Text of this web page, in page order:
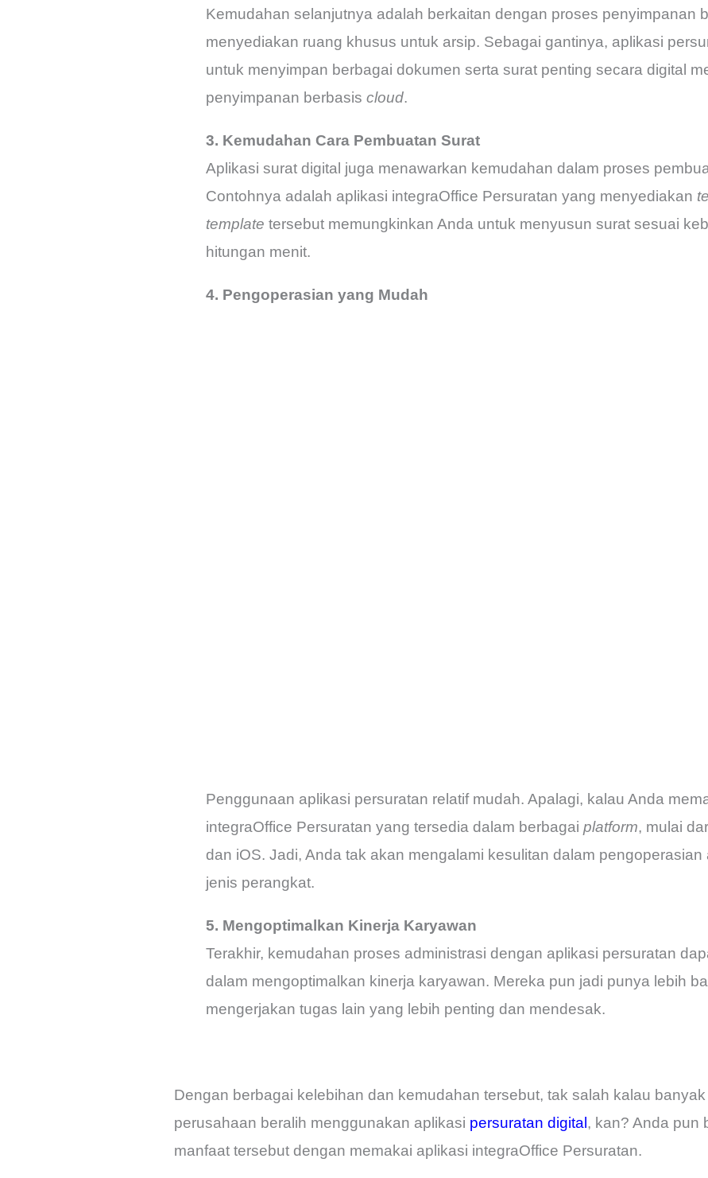
Kemudahan selanjutnya adalah berkaitan dengan proses penyimpanan
menyediakan ruang khusus untuk arsip. Sebagai gantinya, aplikasi
untuk menyimpan berbagai dokumen serta surat penting secara digital
penyimpanan berbasis cloud.
3. Kemudahan Cara Pembuatan Surat
Aplikasi surat digital juga menawarkan kemudahan dalam proses
Contohnya adalah aplikasi integraOffice Persuratan yang menyediakan
template tersebut memungkinkan Anda untuk menyusun surat sesuai
hitungan menit.
4. Pengoperasian yang Mudah
Penggunaan aplikasi persuratan relatif mudah. Apalagi, kalau Anda
integraOffice Persuratan yang tersedia dalam berbagai platform, mulai
dan iOS. Jadi, Anda tak akan mengalami kesulitan dalam
jenis perangkat.
5. Mengoptimalkan Kinerja Karyawan
Terakhir, kemudahan proses administrasi dengan aplikasi persuratan
dalam mengoptimalkan kinerja karyawan. Mereka pun jadi punya lebih
mengerjakan tugas lain yang lebih penting dan mendesak.
Dengan berbagai kelebihan dan kemudahan tersebut, tak salah kalau
perusahaan beralih menggunakan aplikasi persuratan digital , kan? Anda pun
manfaat tersebut dengan memakai aplikasi integraOffice Persuratan.